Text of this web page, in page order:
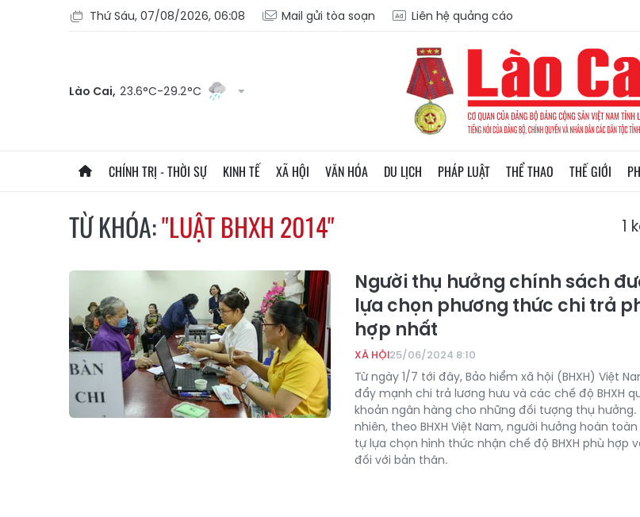
Thứ Sáu, 07/08/2026, 06:08 Mail gửi tòa soạn Liên hệ quảng cáo
Lào Cai, 23.6°C-29.2°C
CHÍNH TRỊ - THỜI SỰ KINH TẾ XÃ HỘI VĂN HÓA DU LỊCH PHÁP LUẬT THỂ THAO THẾ GIỚI
TỪ KHÓA:"LUẬT BHXH 2014" 1
Người thụ hưởng chính sách
lựa chọn phương thức chi trả
hợp nhất
XÃ HỘI25/06/2024 8:10
Từ ngày 1/7 tới đây, Bảo hiểm xã hội (BHXH) Việt
đẩy mạnh chi trả lương hưu và các chế độ BHXH
khoản ngân hàng cho những đối tượng thụ hưởng.
nhiên, theo BHXH Việt Nam, người hưởng hoàn
tự lựa chọn hình thức nhận chế độ BHXH phù hợp
đối với bản thân.